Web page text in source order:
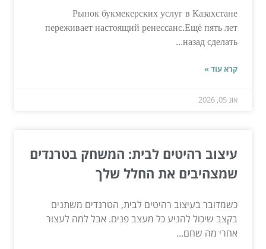
Рынок букмекерских услуг в Казахстане
переживает настоящий ренессанс.Ещё пять лет
назад сделать...
קרא עוד »
אוג 05, 2026
עיצוב רהיטים לבית: המשחק בטרנדים
שמצהיבים את החלל שלך
כשמדובר בעיצוב רהיטים לבית, הטרנדים משתנים
בקצב שיכול להניע כל מעצב פנים. אבל למה לעצור
אחרי מה שחם...